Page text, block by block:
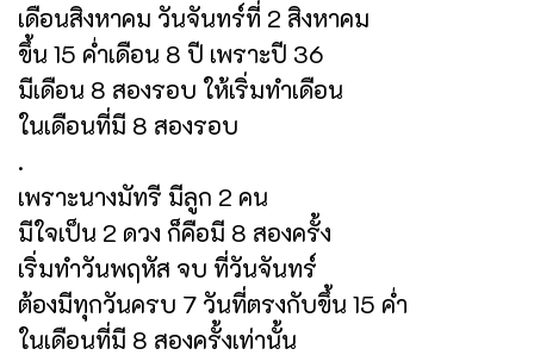
เดือนสิงหาคม วันจันทร์ที่ 2 สิงหาคม
ขึ้น 15 ค่ำเดือน 8 ปี เพราะปี 36
มีเดือน 8 สองรอบ ให้เริ่มทำเดือน
ในเดือนที่มี 8 สองรอบ
.
เพราะนางมัทรี มีลูก 2 คน
มีใจเป็น 2 ดวง ก็คือมี 8 สองครั้ง
เริ่มทำวันพฤหัส จบ ที่วันจันทร์
ต้องมีทุกวันครบ 7 วันที่ตรงกับขึ้น 15 ค่ำ
ในเดือนที่มี 8 สองครั้งเท่านั้น